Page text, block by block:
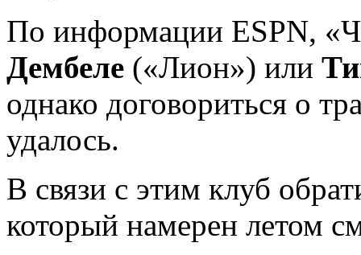
По информации ESPN,
Дембеле («Лион») или
однако договориться о
удалось.
В связи с этим клуб
который намерен летом